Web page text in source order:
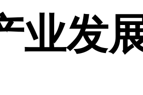
业发